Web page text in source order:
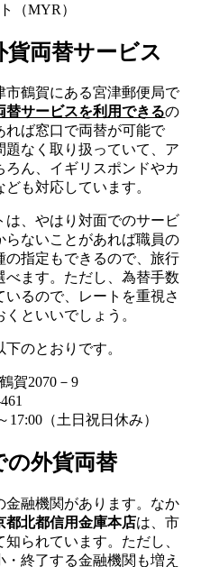
（MYR）
貨両替サービス
市鶴賀にある宮津郵便局で
替サービスを利用できるの
れば窓口で両替が可能で
なく取り扱っていて、ア
ん、イギリスポンドやカ
も対応しています。
は、やはり対面でのサービ
らないことがあれば職員の
の指定もできるので、旅行
ます。ただし、為替手数
るので、レートを重視さ
といいでしょう。
のとおりです。
賀2070－9
17:00（土日祝日休み）
の外貨両替
金融機関があります。なか
都北都信用金庫本店は、市
られています。ただし、
終了する金融機関も増え